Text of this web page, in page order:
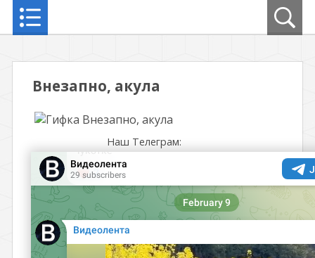
Внезапно, акула
Наш Телеграм: